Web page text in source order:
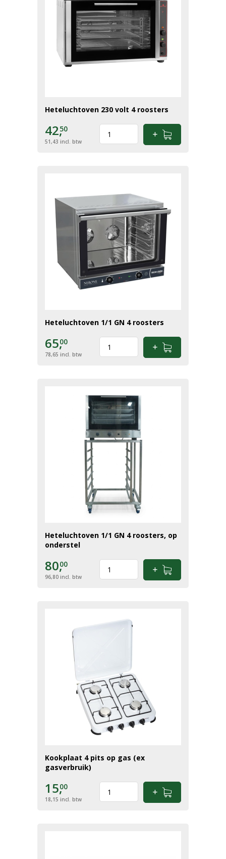
Heteluchtoven 230 volt 4 roosters
42,50
51,43 incl. btw
Heteluchtoven 1/1 GN 4 roosters
65,00
78,65 incl. btw
Heteluchtoven 1/1 GN 4 roosters, op
onderstel
80,00
96,80 incl. btw
Kookplaat 4 pits op gas (ex
gasverbruik)
15,00
18,15 incl. btw